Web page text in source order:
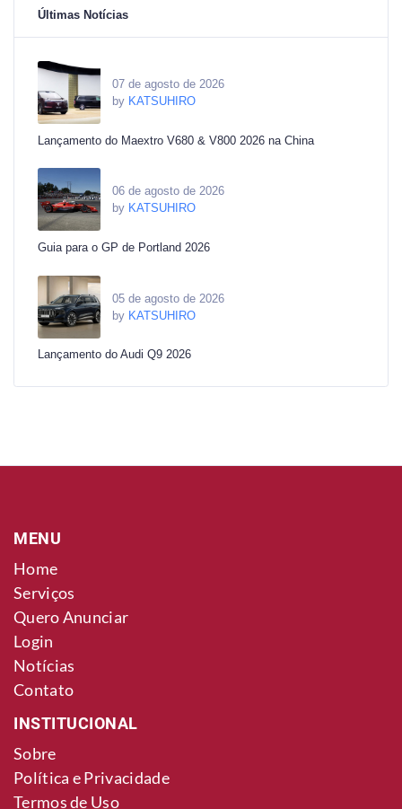
Últimas Notícias
07 de agosto de 2026
by KATSUHIRO
Lançamento do Maextro V680 & V800 2026 na China
06 de agosto de 2026
by KATSUHIRO
Guia para o GP de Portland 2026
05 de agosto de 2026
by KATSUHIRO
Lançamento do Audi Q9 2026
MENU
Home
Serviços
Quero Anunciar
Login
Notícias
Contato
INSTITUCIONAL
Sobre
Política e Privacidade
Termos de Uso